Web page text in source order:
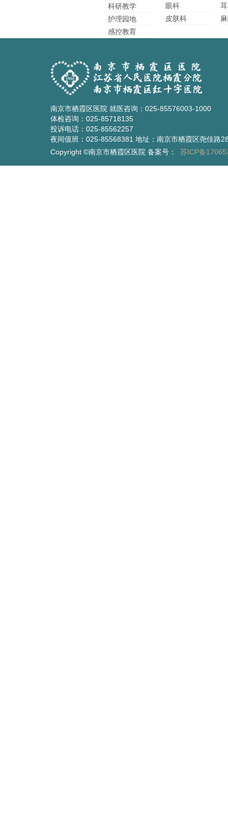
科研教学
护理园地
感控教育
眼科
皮肤科
南京市栖霞区医院 就医咨询：025-85576003-1000
体检咨询：025-85718135
投诉电话：025-85562257
夜间值班：025-85568381 地址：南京市栖霞区尧佳路
Copyright ©南京市栖霞区医院 备案号：
苏ICP备